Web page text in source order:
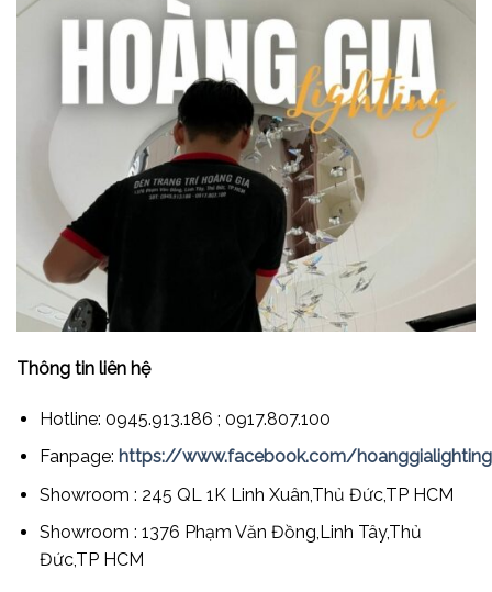
Thông tin liên hệ
Hotline: 0945.913.186 ; 0917.807.100
Fanpage: https://www.facebook.com/
Showroom : 245 QL 1K Linh Xuân,Thủ Đức,TP HCM
Showroom : 1376 Phạm Văn Đồng,Linh Tây,Thủ
Đức,TP HCM